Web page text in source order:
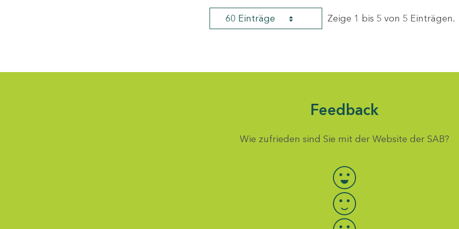
60 Einträge Zeige 1 bis 5 von 5 Einträgen.
Feedback
Wie zufrieden sind Sie mit der Website der SAB?
Bewertung auswählen